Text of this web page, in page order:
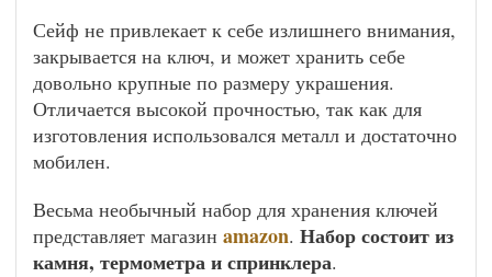
Сейф не привлекает к себе излишнего внимания,
закрывается на ключ, и может хранить себе
довольно крупные по размеру украшения.
Отличается высокой прочностью, так как для
изготовления использовался металл и достаточно
мобилен.
Весьма необычный набор для хранения ключей
представляет магазин amazon. Набор состоит из
камня, термометра и спринклера.